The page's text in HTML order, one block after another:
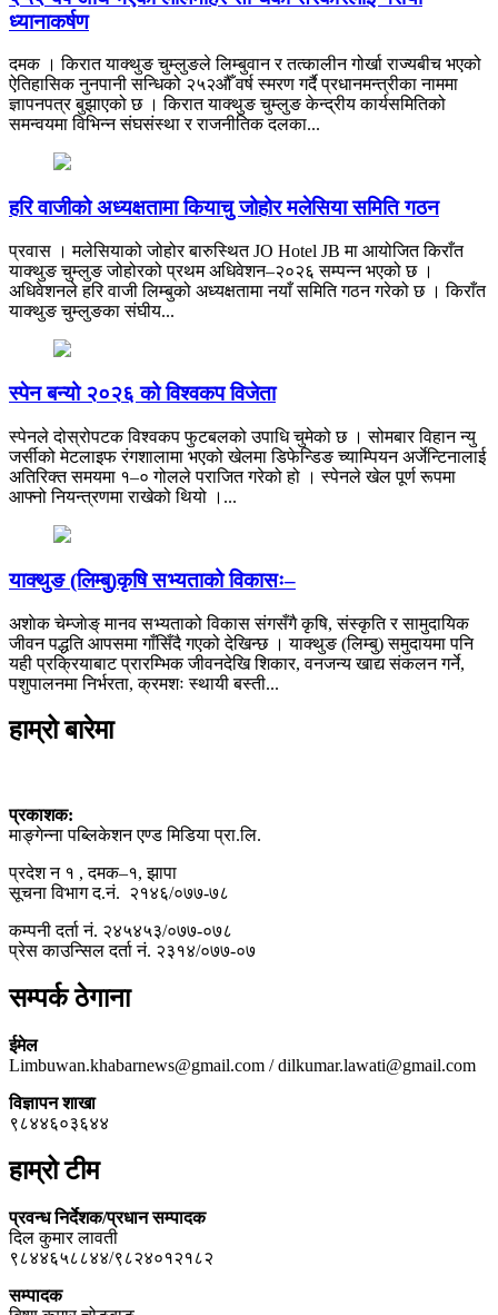
ध्यानाकर्षण
दमक । किरात याक्थुङ चुम्लुङले लिम्बुवान र तत्कालीन गोर्खा राज्यबीच भएको
ऐतिहासिक नुनपानी सन्धिको २५२औँ वर्ष स्मरण गर्दै प्रधानमन्त्रीका नाममा
ज्ञापनपत्र बुझाएको छ । किरात याक्थुङ चुम्लुङ केन्द्रीय कार्यसमितिको
समन्वयमा विभिन्न संघसंस्था र राजनीतिक दलका...
हरि वाजीको अध्यक्षतामा कियाचु जोहोर मलेसिया समिति गठन
प्रवास । मलेसियाको जोहोर बारुस्थित JO Hotel JB मा आयोजित किराँत
याक्थुङ चुम्लुङ जोहोरको प्रथम अधिवेशन–२०२६ सम्पन्न भएको छ ।
अधिवेशनले हरि वाजी लिम्बुको अध्यक्षतामा नयाँ समिति गठन गरेको छ । किराँत
याक्थुङ चुम्लुङका संघीय...
स्पेन बन्यो २०२६ को विश्वकप विजेता
स्पेनले दोस्रोपटक विश्वकप फुटबलको उपाधि चुमेको छ । सोमबार विहान न्यु
जर्सीको मेटलाइफ रंगशालामा भएको खेलमा डिफेन्डिङ च्याम्पियन अर्जेन्टिनालाई
अतिरिक्त समयमा १–० गोलले पराजित गरेको हो । स्पेनले खेल पूर्ण रूपमा
आफ्नो नियन्त्रणमा राखेको थियो ।...
याक्थुङ (लिम्बु)कृषि सभ्यताको विकासः–
अशाेक चेम्जाेङ् मानव सभ्यताको विकास संगसँगै कृषि, संस्कृति र सामुदायिक
जीवन पद्धति आपसमा गाँसिँदै गएको देखिन्छ । याक्थुङ (लिम्बु) समुदायमा पनि
यही प्रक्रियाबाट प्रारम्भिक जीवनदेखि शिकार, वनजन्य खाद्य संकलन गर्ने,
पशुपालनमा निर्भरता, क्रमशः स्थायी बस्ती...
हाम्रो बारेमा
प्रकाशक:
माङ्गेन्ना पब्लिकेशन एण्ड मिडिया प्रा.लि.
प्रदेश न १ , दमक–१, झापा
सूचना विभाग द.नं. २१४६/०७७-७८
कम्पनी दर्ता नं. २४५४५३/०७७-०७८
प्रेस काउन्सिल दर्ता नं. २३१४/०७७-०७
सम्पर्क ठेगाना
ईमेल
Limbuwan.khabarnews@gmail.com / dilkumar.lawati@gmail.com
विज्ञापन शाखा
९८४४६०३६४४
हाम्रो टीम
प्रवन्ध निर्देशक/प्रधान सम्पादक
दिल कुमार लावती
९८४४६५८८४४/९८२४०१२१८२
सम्पादक